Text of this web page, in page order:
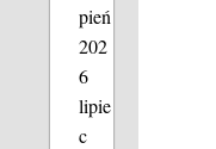
pień
202
6
lipie
c